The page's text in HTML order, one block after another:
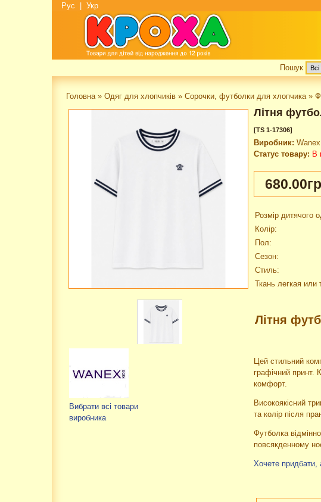
Рус Укр
Пошук
Головна» Одяг для хлопчиків » Сорочки, футболки для хлопчика»
Вибрати всі товари
виробника
Літня
[TS 1-17306]
Виробник:
Статус товару: В
Розмір дитячого
Колір:
Пол:
Сезон:
Стиль:
Ткань легкая или
Літня
Цей стильний
графічний принт.
комфорт.
Високоякісний
та колір після
Футболка
повсякденному
Хочете придбати,